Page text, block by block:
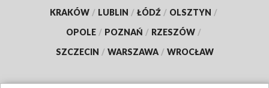
KRAKÓW / LUBLIN / ŁÓDŹ / OLSZTYN /
OPOLE / POZNAŃ / RZESZÓW /
SZCZECIN / WARSZAWA / WROCŁAW